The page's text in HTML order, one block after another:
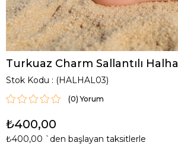
Turkuaz Charm Sallantılı Halhal
Stok Kodu (HALHAL03)
(0)
₺400,00
₺400,00 `den başlayan taksitlerle